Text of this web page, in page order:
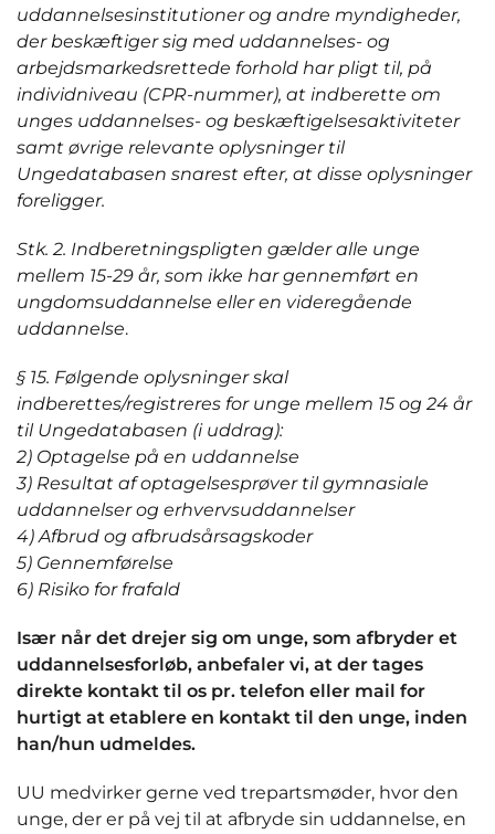
uddannelsesinstitutioner og andre myndigheder,
der beskæftiger sig med uddannelses- og
arbejdsmarkedsrettede forhold har pligt til, på
individniveau (CPR-nummer), at indberette om
unges uddannelses- og beskæftigelsesaktiviteter
samt øvrige relevante oplysninger til
Ungedatabasen snarest efter, at disse oplysninger
foreligger.
Stk. 2. Indberetningspligten gælder alle unge
mellem 15-29 år, som ikke har gennemført en
ungdomsuddannelse eller en videregående
uddannelse.
§ 15. Følgende oplysninger skal
indberettes/registreres for unge mellem 15 og 24 år
til Ungedatabasen (i uddrag):
2) Optagelse på en uddannelse
3) Resultat af optagelsesprøver til gymnasiale
uddannelser og erhvervsuddannelser
4)Afbrud og afbrudsårsagskoder
5) Gennemførelse
6) Risiko for frafald
Især når det drejer sig om unge, som afbryder et
uddannelsesforløb, anbefaler vi, at der tages
direkte kontakt til os pr. telefon eller mail for
hurtigt at etablere en kontakt til den unge, inden
han/hun udmeldes.
UU medvirker gerne ved trepartsmøder, hvor den
unge, der er på vej til at afbryde sin uddannelse, en